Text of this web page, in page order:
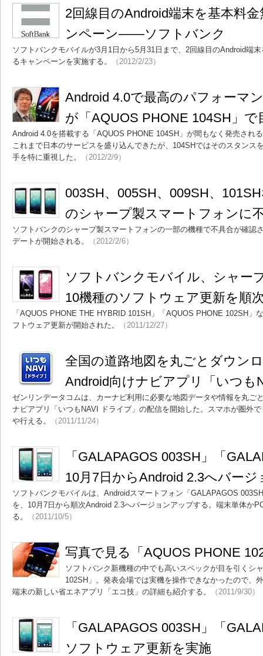
2回線目のAndroid端末を基本料
ンペーン――ソフトバンク
ソフトバンクモバイルが3月1日から5月31日まで、2回線目のAndroid端
るキャンペーンを実施する。
（2012/2/23）
Android 4.0で最高のパフォー
が「AQUOS PHONE 104SH」
Android 4.0を搭載する「AQUOS PHONE 104SH」が間もなく発売され
これまで日本のサービスを盛り込んできたが、104SHではそのスタンス
手を特に重視した。
（2012/2/9）
003SH、005SH、009SH、
のシャープ製スマートフォンに
ソフトバンクのシャープ製スマートフォンの一部の機種で不具合が確認
デートが開始される。
（2012/2/6）
ソフトバンクモバイル、シャー
10機種のソフトウェア更新を順
「AQUOS PHONE THE HYBRID 101SH」「AQUOS PHONE 102SH」
フトウェア更新が開始された。
（2011/12/27）
全国の道路地図を丸ごとダウン
Android向けナビアプリ「いつも
ゼンリンデータコムは、カーナビ利用に必要な地図データや情報を丸ご
ナビアプリ「いつもNAVI ドライブ」の配信を開始した。スマホが圏外
や行える。
（2011/11/24）
「GALAPAGOS 003SH」「
10月7日からAndroid 2.3へバー
ソフトバンクモバイルは、Androidスマートフォン「GALAPAGOS
を、10月7日から順次Android 2.3へバージョンアップする。端末単体か
る。
（2011/10/5）
写真で見る「AQUOS PHONE
ソフトバンク新機種の中でも高いスペックが目を引くシ
102SH」。発表会場では実機を操作できなかったので、
端末の新しい省エネアプリ「エコ技」の詳細も紹介する。
（2011/9/30）
「GALAPAGOS 003SH」「
ソフトウェア更新を実施